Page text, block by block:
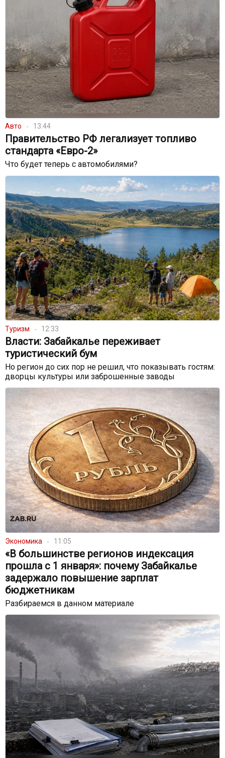
Авто 13:44
Правительство РФ легализует топливо
стандарта «Евро-2»
Что будет теперь с автомобилями?
Туризм 12:33
Власти: Забайкалье переживает
туристический бум
Но регион до сих пор не решил, что показывать гостям:
дворцы культуры или заброшенные заводы
Экономика 11:05
«В большинстве регионов индексация
прошла с 1 января»: почему Забайкалье
задержало повышение зарплат
бюджетникам
Разбираемся в данном материале